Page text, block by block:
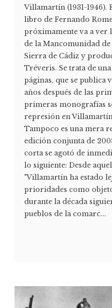
Villamartín (1931-1946).
libro de Fernando
próximamente va a ver
de la Mancomunidad
Sierra de Cádiz y
Tréveris. Se trata de
páginas, que se publica
años después de las
primeras monografías
represión en
Tampoco es una mera
edición conjunta de
corta se agotó de
lo siguiente: Desde
"Villamartín ha estado
prioridades como
durante la década
pueblos de la comarc...